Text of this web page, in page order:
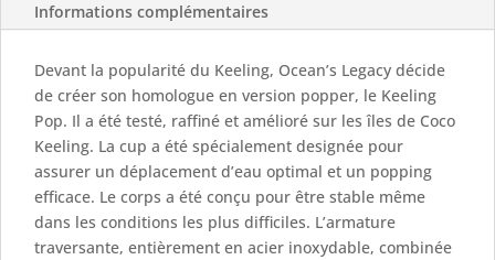
Informations complémentaires
Devant la popularité du Keeling, Ocean’s Legacy décide
de créer son homologue en version popper, le Keeling
Pop. Il a été testé, raffiné et amélioré sur les îles de Coco
Keeling. La cup a été spécialement designée pour
assurer un déplacement d’eau optimal et un popping
efficace. Le corps a été conçu pour être stable même
dans les conditions les plus difficiles. L’armature
traversante, entièrement en acier inoxydable, combinée